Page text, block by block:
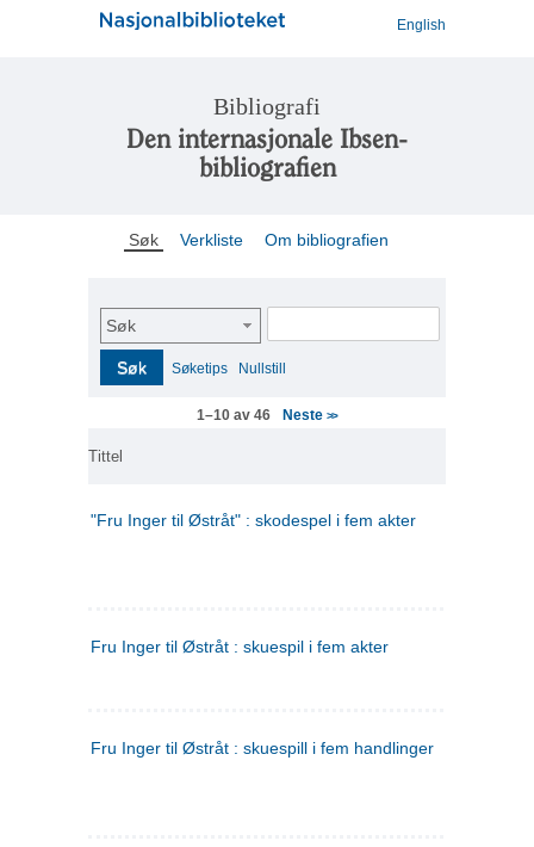
English
Bibliografi
Den internasjonale Ibsen-
bibliografien
Søk Verkliste Om bibliografien
Søk
Søk Søketips Nullstill
1–10 av 46 Neste>>
Tittel
"Fru Inger til Østråt" : skodespel i fem akter
Fru Inger til Østråt : skuespil i fem akter
Fru Inger til Østråt : skuespill i fem handlinger